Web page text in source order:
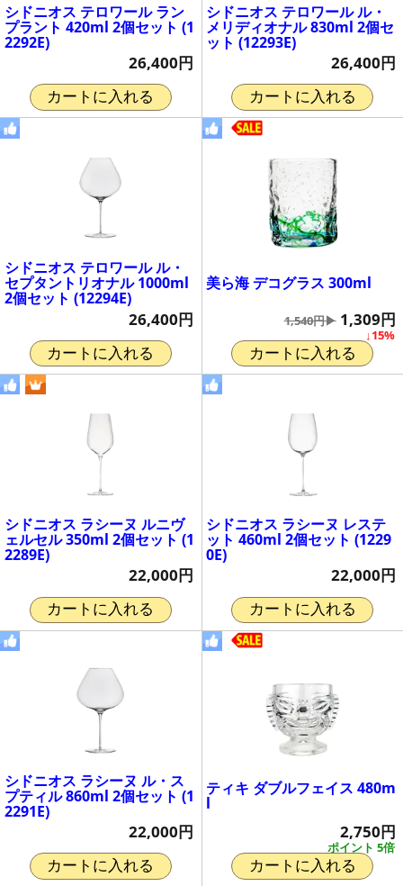
シドニオス テロワール ラン
プラント 420ml 2個セット (1
2292E)
26,400円
カートに入れる
シドニオス テロワール ル・
メリディオナル 830ml 2個セ
ット (12293E)
26,400円
カートに入れる
シドニオス テロワール ル・
セプタントリオナル 1000ml
2個セット (12294E)
26,400円
カートに入れる
美ら海 デコグラス 300ml
↓15%
1,540円▶ 1,309円
カートに入れる
シドニオス ラシーヌ ルニヴ
ェルセル 350ml 2個セット (1
2289E)
22,000円
カートに入れる
シドニオス ラシーヌ レステ
ット 460ml 2個セット (1229
0E)
22,000円
カートに入れる
シドニオス ラシーヌ ル・ス
プティル 860ml 2個セット (1
2291E)
22,000円
カートに入れる
ティキ ダブルフェイス 480m
l
ポイント 5倍
2,750円
カートに入れる